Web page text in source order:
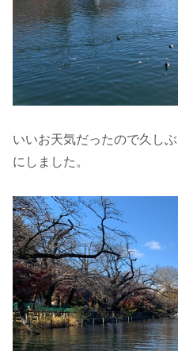
いいお天気だったので久し
にしました。